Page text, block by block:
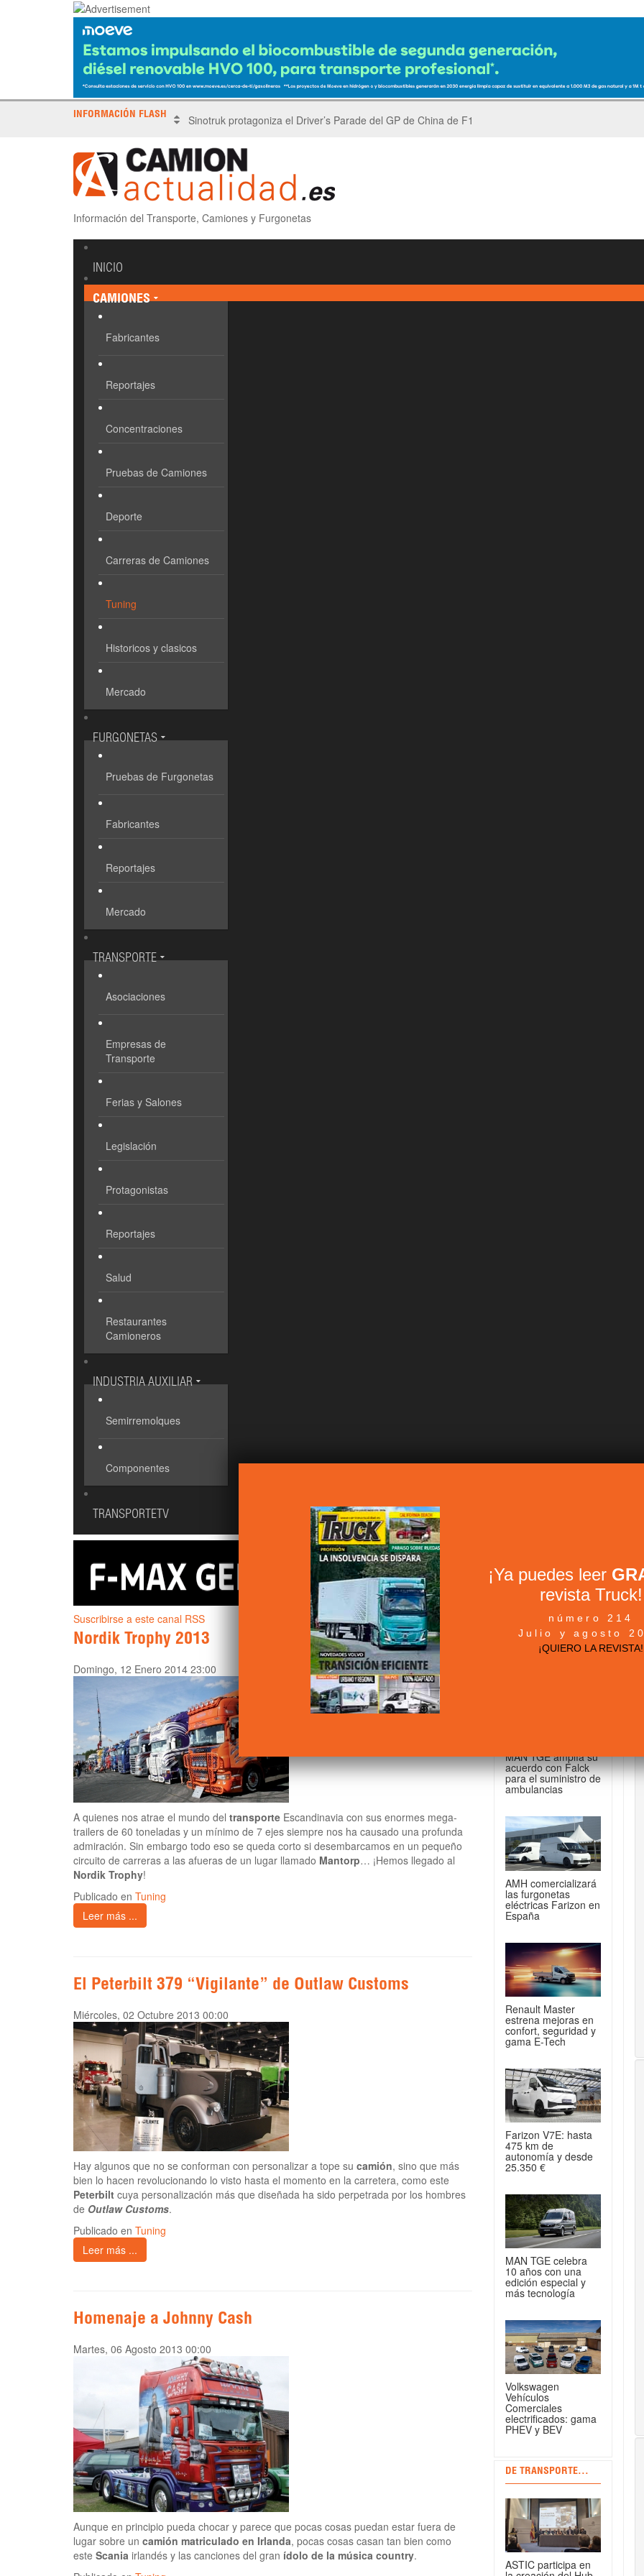
INFORMACIÓN FLASH Sinotruk protagoniza el Driver’s Parade del GP de China de F1
Información del Transporte, Camiones y Furgonetas
INICIO
CAMIONES
Fabricantes
Reportajes
Concentraciones
Pruebas de Camiones
Deporte
Carreras de Camiones
Tuning
Historicos y clasicos
Mercado
FURGONETAS
Pruebas de Furgonetas
Fabricantes
Reportajes
Mercado
TRANSPORTE
Asociaciones
Empresas de
Transporte
Ferias y Salones
Legislación
Protagonistas
Reportajes
Salud
Restaurantes
Camioneros
INDUSTRIA AUXILIAR
Semirremolques
Componentes
TRANSPORTETV
Suscribirse a este canal RSS
Nordik Trophy 2013
Domingo, 12 Enero 2014 23:00
A quienes nos atrae el mundo del transporte Escandinavia con sus enormes mega-
trailers de 60 toneladas y un mínimo de 7 ejes siempre nos ha causado una profunda
admiración. Sin embargo todo eso se queda corto si desembarcamos en un pequeño
circuito de carreras a las afueras de un lugar llamado Mantorp… ¡Hemos llegado al
Nordik Trophy!
Publicado en Tuning
Leer más ...
El Peterbilt 379 “Vigilante” de Outlaw Customs
Miércoles, 02 Octubre 2013 00:00
Hay algunos que no se conforman con personalizar a tope su camión, sino que más
bien lo hacen revolucionando lo visto hasta el momento en la carretera, como este
Peterbilt cuya personalización más que diseñada ha sido perpetrada por los hombres
de Outlaw Customs.
Publicado en Tuning
Leer más ...
Homenaje a Johnny Cash
Martes, 06 Agosto 2013 00:00
Aunque en principio pueda chocar y parece que pocas cosas puedan estar fuera de
lugar sobre un camión matriculado en Irlanda, pocas cosas casan tan bien como
este Scania irlandés y las canciones del gran ídolo de la música country.
+ NOTICIAS...
MAN TGE amplía su
acuerdo con Falck
para el suministro de
ambulancias
AMH comercializará
las furgonetas
eléctricas Farizon en
España
Renault Master
estrena mejoras en
confort, seguridad y
gama E-Tech
Farizon V7E: hasta
475 km de
autonomía y desde
25.350 €
MAN TGE celebra
10 años con una
edición especial y
más tecnología
Volkswagen
Vehículos
Comerciales
electrificados: gama
PHEV y BEV
DE TRANSPORTE...
ASTIC participa en
¡Ya puedes leer
revista Truck!
número 214
Julio y agosto
¡QUIERO LA REVISTA!